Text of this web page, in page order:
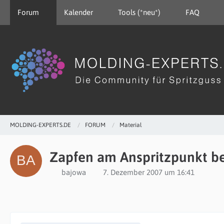
Forum Kalender Tools (*neu*) FAQ
MOLDING-EXPERTS.DE FORUM Material
Zapfen am Anspritzpunkt
bajowa 7. Dezember 2007 um 16:41